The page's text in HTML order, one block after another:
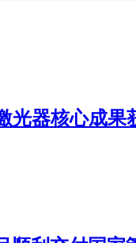
光器核心成果